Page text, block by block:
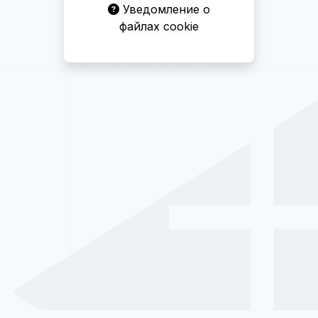
Уведомление о
файлах cookie